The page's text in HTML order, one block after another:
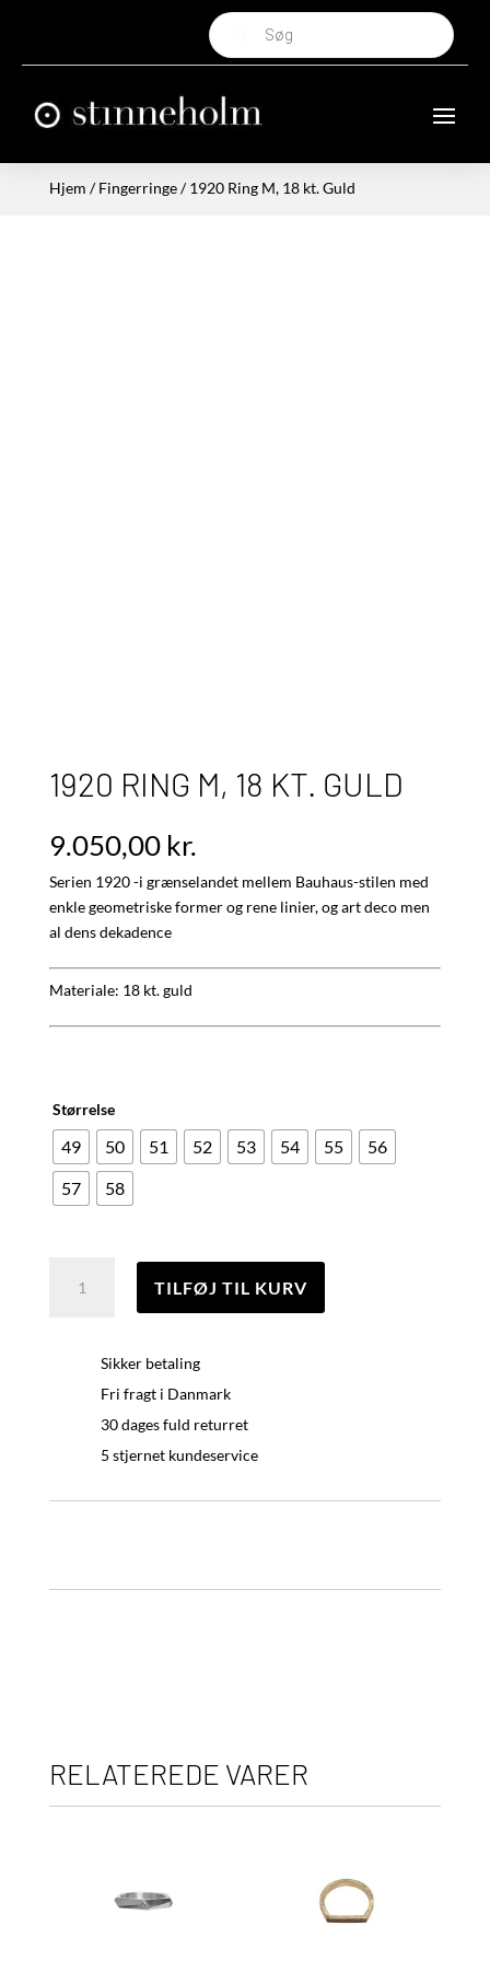
Products
search
Hjem /Fingerringe/ 1920 Ring M, 18 kt. Guld
1920 RING M, 18 KT. GULD
9.050,00 kr.
Serien 1920 -i grænselandet mellem Bauhaus-stilen med
enkle geometriske former og rene linier, og art deco men
al dens dekadence
Materiale: 18 kt. guld
Størrelse
49 50 51 52 53 54 55
56
57
58
TILFØJ TIL KURV
Sikker betaling
Fri fragt i Danmark
30 dages fuld returret
5 stjernet kundeservice
RELATEREDE VARER